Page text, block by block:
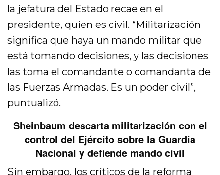
la jefatura del Estado recae en el
presidente, quien es civil. “Militarización
significa que haya un mando militar que
está tomando decisiones, y las decisiones
las toma el comandante o comandanta de
las Fuerzas Armadas. Es un poder civil”,
puntualizó.
Sheinbaum descarta militarización con el
control del Ejército sobre la Guardia
Nacional y defiende mando civil
Sin embargo, los críticos de la reforma